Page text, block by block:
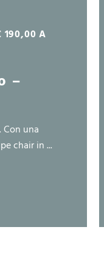
190,00 A
–
una
chair in ...